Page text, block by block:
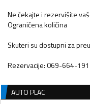
Ne čekajte i rezervišite
Ograničena količina
Skuteri su dostupni za
Rezervacije: 069-664-191
AUTO PLAC